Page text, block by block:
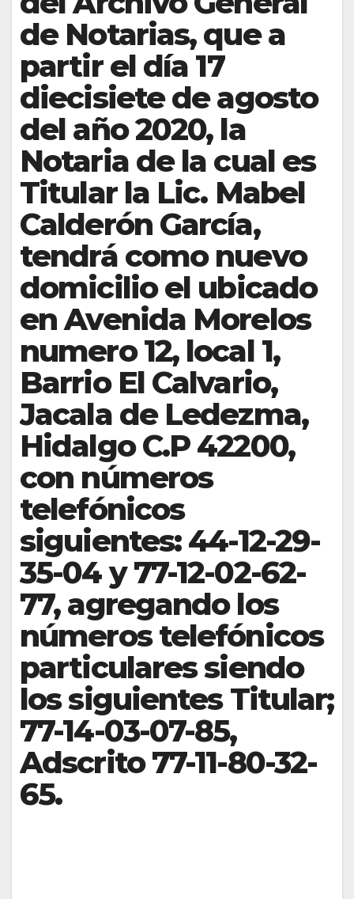
de Notarias, que a
partir el día 17
diecisiete de agosto
del año 2020, la
Notaria de la cual es
Titular la Lic. Mabel
Calderón García,
tendrá como nuevo
domicilio el ubicado
en Avenida Morelos
numero 12, local 1,
Barrio El Calvario,
Jacala de Ledezma,
Hidalgo C.P 42200,
con números
telefónicos
siguientes: 44-12-29-
35-04 y 77-12-02-62-
77, agregando los
números telefónicos
particulares siendo
los siguientes Titular;
77-14-03-07-85,
Adscrito 77-11-80-32-
65.